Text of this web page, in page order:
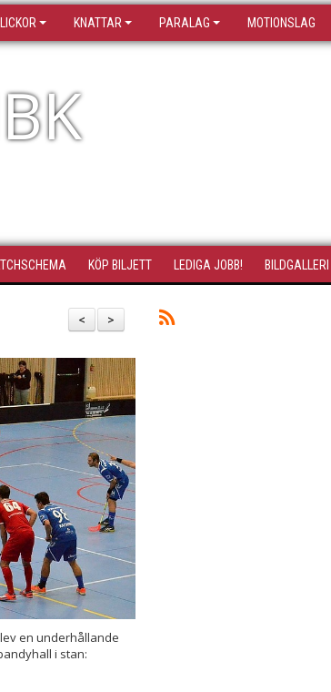
KNATTAR PARALAG MOTIONSLAG
KÖP BILJETT LEDIGA JOBB! BILDGALLERI
>
<
en underhållande
i stan: